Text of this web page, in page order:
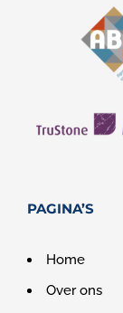
PAGINA’S
Home
Over ons